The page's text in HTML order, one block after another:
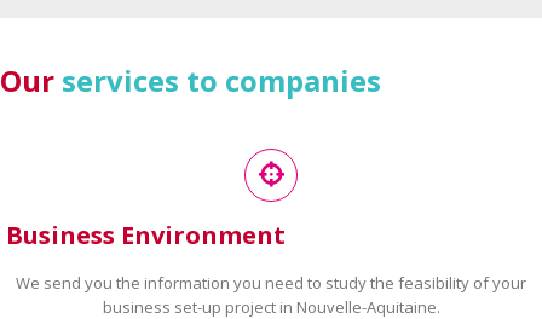
Our services to companies
Business Environment
We send you the information you need to study the feasibility of your
business set-up project in Nouvelle-Aquitaine.